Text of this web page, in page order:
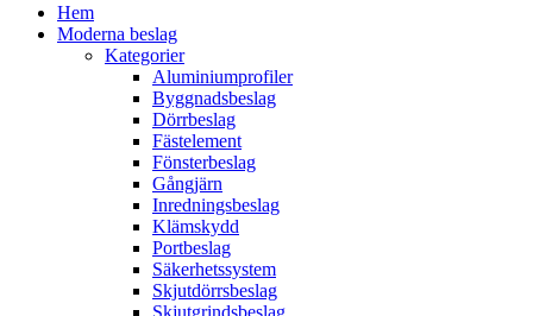
Hem
Moderna beslag
Kategorier
Aluminiumprofiler
Byggnadsbeslag
Dörrbeslag
Fästelement
Fönsterbeslag
Gångjärn
Inredningsbeslag
Klämskydd
Portbeslag
Säkerhetssystem
Skjutdörrsbeslag
Skjutgrindsbeslag